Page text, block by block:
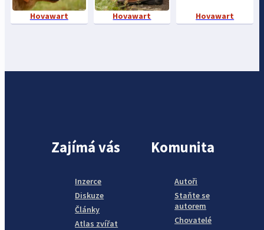
Hovawart Hovawart Hovawart
Zajímá vás
Inzerce
Diskuze
Články
Atlas zvířat
Komunita
Autoři
Staňte se
autorem
Chovatelé